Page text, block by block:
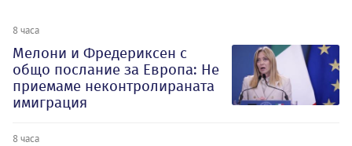
8 часа
Мелони и Фредериксен с
общо послание за Европа: Не
приемаме неконтролираната
имиграция
8 часа